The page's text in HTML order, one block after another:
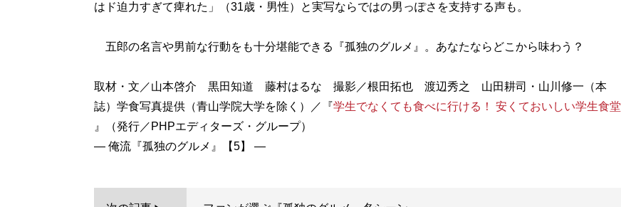
はド迫力すぎて痺れた」（31歳・男性）と実写ならではの男っぽさを支持する声も。
五郎の名言や男前な行動をも十分堪能できる『孤独のグルメ』。あなたならどこから味わう？
取材・文／山本啓介 黒田知道 藤村はるな 撮影／根田拓也 渡辺秀之 山田耕司・山川修一（本
誌）学食写真提供（青山学院大学を除く）／『学生でなくても食べに行ける！ 安くておいしい学生食堂
』（発行／PHPエディターズ・グループ）
― 俺流『孤独のグルメ』【5】 ―